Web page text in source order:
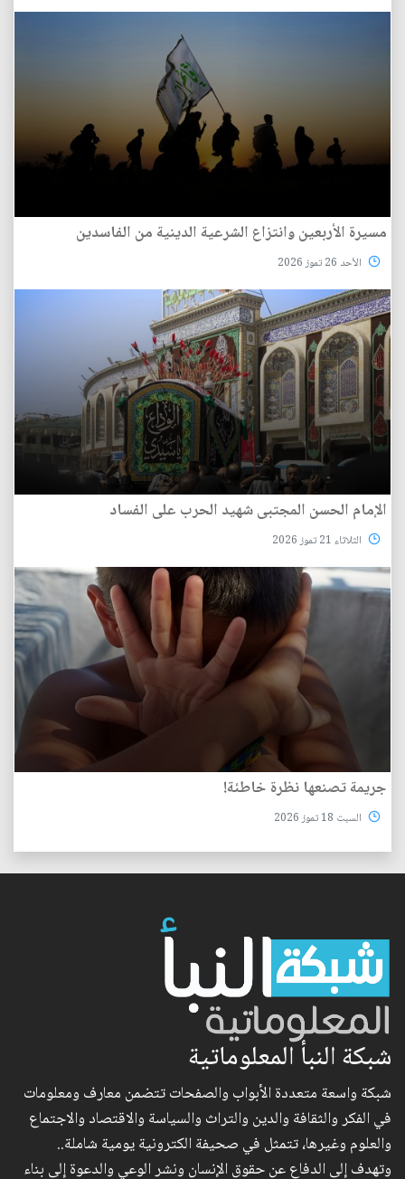
مسيرة الأربعين وانتزاع الشرعية الدينية من الفاسدين
الأحد 26 تموز 2026
الإمام الحسن المجتبى شهيد الحرب على الفساد
الثلاثاء 21 تموز 2026
جريمة تصنعها نظرة خاطئة!
السبت 18 تموز 2026
شبكة النبأ المعلوماتية
شبكة واسعة متعددة الأبواب والصفحات تتضمن معارف ومعلومات
في الفكر والثقافة والدين والتراث والسياسة والاقتصاد والاجتماع
والعلوم وغيرها، تتمثل في صحيفة الكترونية يومية شاملة..
وتهدف إلى الدفاع عن حقوق الإنسان ونشر الوعي والدعوة إلى بناء